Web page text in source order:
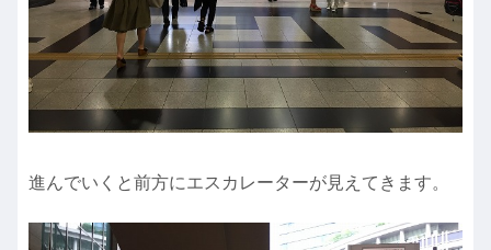
進んでいくと前方にエスカレーターが見えてきます。